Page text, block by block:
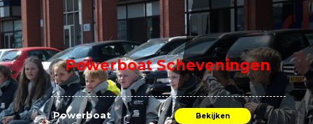
Powerboat Scheveningen
Powerboat Bekijken